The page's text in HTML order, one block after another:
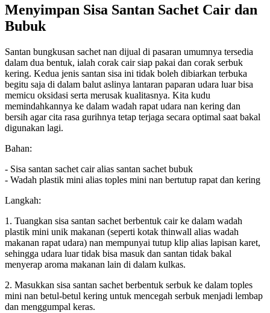
Menyimpan Sisa Santan Sachet Cair dan
Bubuk
Santan bungkusan sachet nan dijual di pasaran umumnya tersedia
dalam dua bentuk, ialah corak cair siap pakai dan corak serbuk
kering. Kedua jenis santan sisa ini tidak boleh dibiarkan terbuka
begitu saja di dalam balut aslinya lantaran paparan udara luar bisa
memicu oksidasi serta merusak kualitasnya. Kita kudu
memindahkannya ke dalam wadah rapat udara nan kering dan
bersih agar cita rasa gurihnya tetap terjaga secara optimal saat bakal
digunakan lagi.
Bahan:
- Sisa santan sachet cair alias santan sachet bubuk
- Wadah plastik mini alias toples mini nan bertutup rapat dan kering
Langkah:
1. Tuangkan sisa santan sachet berbentuk cair ke dalam wadah
plastik mini unik makanan (seperti kotak thinwall alias wadah
makanan rapat udara) nan mempunyai tutup klip alias lapisan karet,
sehingga udara luar tidak bisa masuk dan santan tidak bakal
menyerap aroma makanan lain di dalam kulkas.
2. Masukkan sisa santan sachet berbentuk serbuk ke dalam toples
mini nan betul-betul kering untuk mencegah serbuk menjadi lembap
dan menggumpal keras.